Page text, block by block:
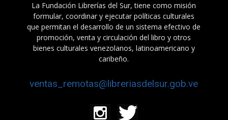
La Fundación Librerías del Sur, tiene como misión
formular, coordinar y ejecutar políticas culturales
que permitan el desarrollo de un sistema efectivo de
promoción, venta y circulación del libro y otros
bienes culturales venezolanos, latinoamericano y
caribeño.
ventas_remotas@libreriasdelsur.gob.ve